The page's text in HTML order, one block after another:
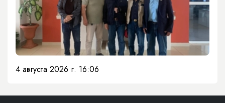
4 августа 2026 г. 16:06